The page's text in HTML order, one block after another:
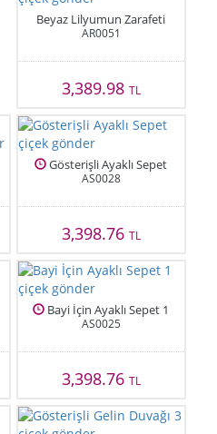
Beyaz Lilyumun Zarafeti
AR0051
3,389.98 TL
Gösterişli Ayaklı Sepet
AS0028
3,398.76 TL
Bayi İçin Ayaklı Sepet 1
AS0025
3,398.76 TL